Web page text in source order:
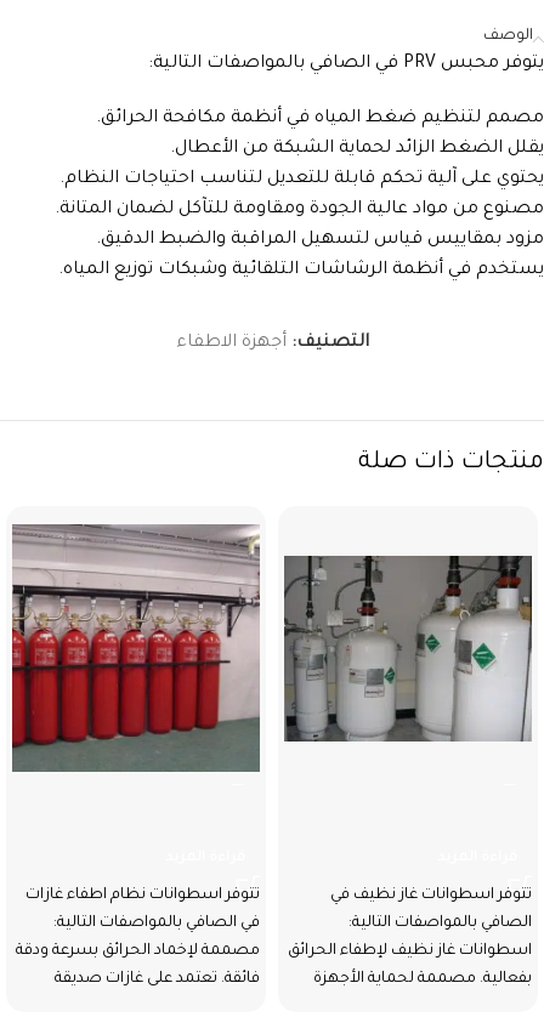
الوصف
يتوفر محبس PRV في الصافي بالمواصفات التالية:
مصمم لتنظيم ضغط المياه في أنظمة مكافحة الحرائق.
يقلل الضغط الزائد لحماية الشبكة من الأعطال.
يحتوي على آلية تحكم قابلة للتعديل لتناسب احتياجات النظام.
مصنوع من مواد عالية الجودة ومقاومة للتآكل لضمان المتانة.
مزود بمقاييس قياس لتسهيل المراقبة والضبط الدقيق.
يستخدم في أنظمة الرشاشات التلقائية وشبكات توزيع المياه.
التصنيف: أجهزة الاطفاء
منتجات ذات صلة
تتوفر اسطوانات غاز نظيف في
الصافي بالمواصفات التالية:
اسطوانات غاز نظيف لإطفاء الحرائق
بفعالية. مصممة لحماية الأجهزة
تتوفر اسطوانات نظام اطفاء غازات
في الصافي بالمواصفات التالية:
مصممة لإخماد الحرائق بسرعة ودقة
فائقة. تعتمد على غازات صديقة